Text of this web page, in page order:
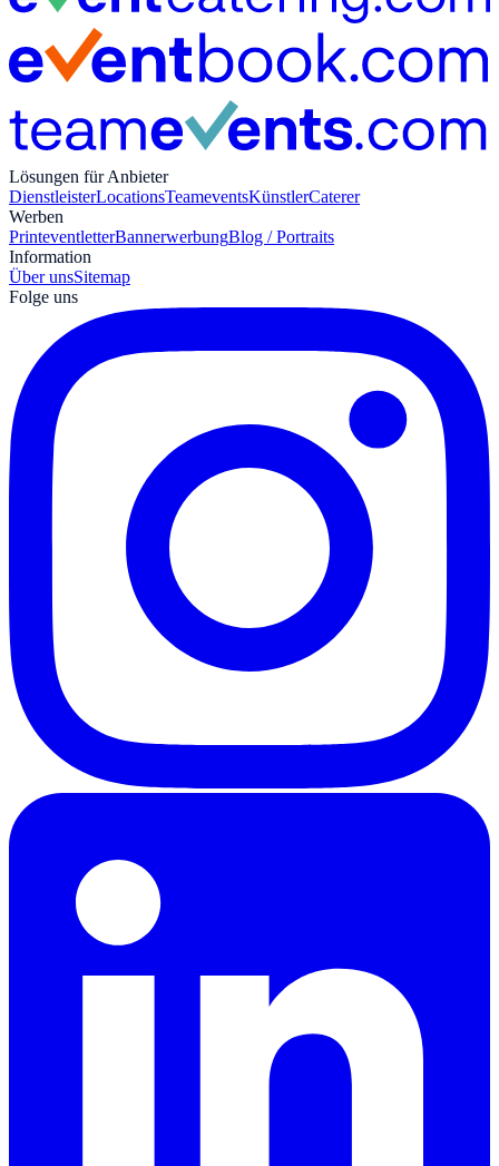
Lösungen für Anbieter
DienstleisterLocationsTeameventsKünstlerCaterer
Werben
PrinteventletterBannerwerbungBlog / Portraits
Information
Über unsSitemap
Folge uns